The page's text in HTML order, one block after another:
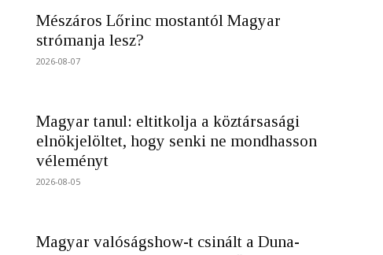
Mészáros Lőrinc mostantól Magyar
strómanja lesz?
2026-08-07
Magyar tanul: eltitkolja a köztársasági
elnökjelöltet, hogy senki ne mondhasson
véleményt
2026-08-05
Magyar valóságshow-t csinált a Duna-